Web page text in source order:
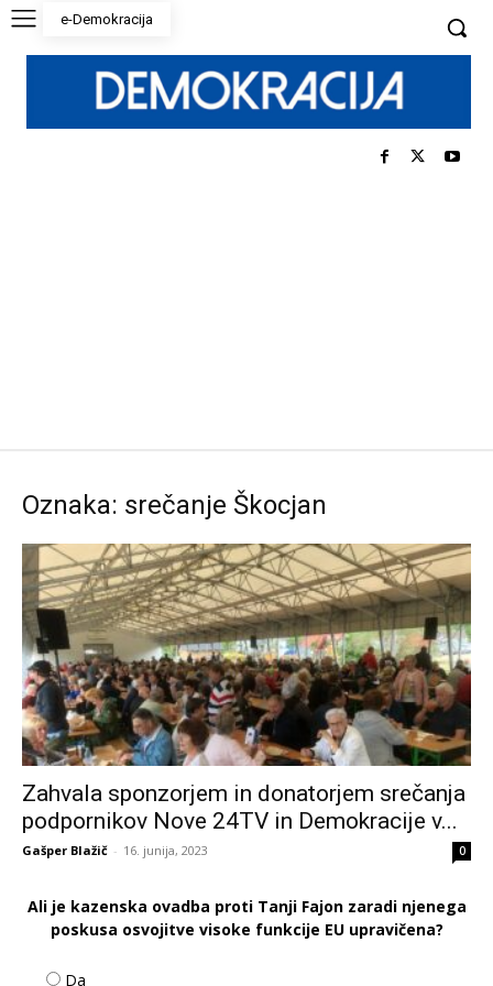
e-Demokracija
Oznaka: srečanje Škocjan
Zahvala sponzorjem in donatorjem srečanja
podpornikov Nove 24TV in Demokracije v...
Gašper Blažič - 16. junija, 2023 0
Ali je kazenska ovadba proti Tanji Fajon zaradi njenega
poskusa osvojitve visoke funkcije EU upravičena?
Da